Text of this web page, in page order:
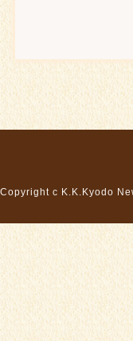
Copyright c K.K.Kyodo